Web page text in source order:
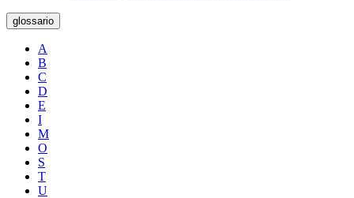
glossario
A
B
C
D
E
I
M
O
S
T
U